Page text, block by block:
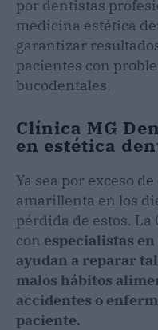
por dentistas
medicina estética
garantizar
pacientes con
bucodentales.
Clínica MG
en estética
Ya sea por exceso
amarillenta en los
pérdida de estos.
con especialistas
ayudan a reparar
malos hábitos
accidentes o
paciente.